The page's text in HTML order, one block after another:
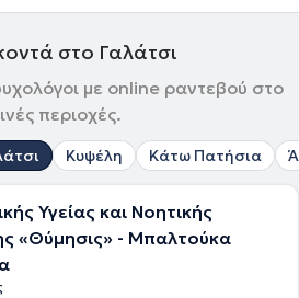
στο Γαλάτσι
με online ραντεβού στο
περιοχές.
Κυψέλη Κάτω Πατήσια
Υγείας και Νοητικής
«Θύμησις» - Μπαλτούκα